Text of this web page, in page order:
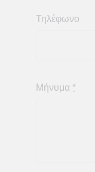
Τηλέφωνο
Μήνυμα *